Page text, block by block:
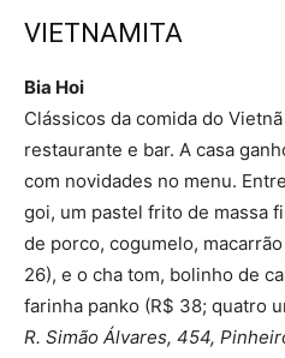
VIETNAMITA
Bia Hoi
Clássicos da comida do
restaurante e bar. A casa
com novidades no menu.
goi, um pastel frito de massa
de porco, cogumelo,
26), e o cha tom, bolinho de
farinha panko (R$ 38; quatro
R. Simão Álvares, 454,